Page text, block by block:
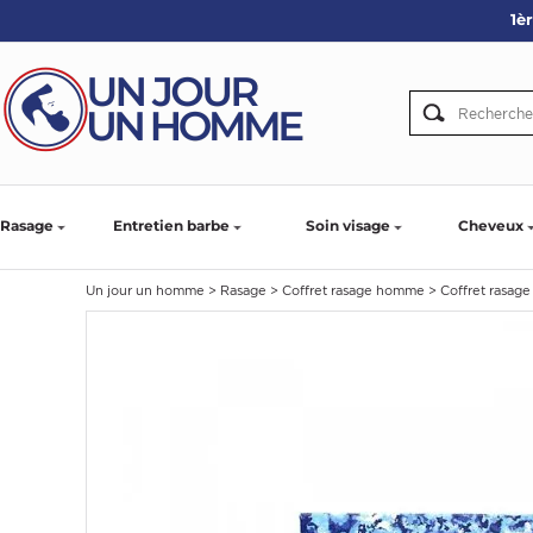
Rasage Entretien barbe Soin visage Cheveux
Un jour un homme > Rasage > Coffret rasage homme > Coffret